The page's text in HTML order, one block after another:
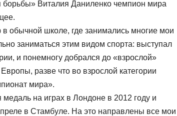
Виталия Даниленко чемпион мира
обычной школе, где занимались многие мои
заниматься этим видом спорта: выступал
и понемногу добрался до «взрослой»
разве что во взрослой категории
мира».
на играх в Лондоне в 2012 году и
в Стамбуле. На это направлены все мои